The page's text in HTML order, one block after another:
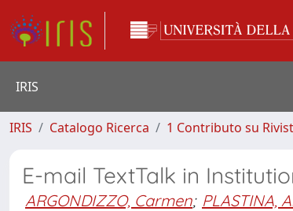
IRIS
IRIS Catalogo Ricerca 1 Contributo su
E-mail TextTalk in
ARGONDIZZO, Carmen; PLASTINA,